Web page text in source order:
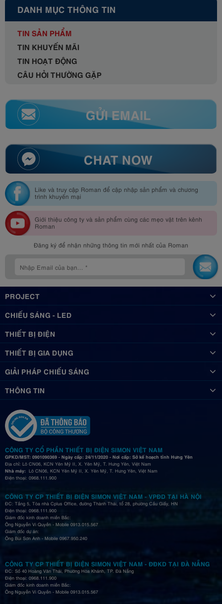
DANH MỤC THÔNG TIN
TIN SẢN PHẨM
TIN KHUYẾN MÃI
TIN HOẠT ĐỘNG
CÂU HỎI THƯỜNG GẶP
GỬI EMAIL
CHAT NOW
Like và truy cập Roman để cập nhập sản phẩm và chương
trình khuyến mại
Giới thiệu công ty và sản phẩm cùng các mẹo vặt trên kênh
Roman
Đăng ký để nhận những thông tin mới nhất của Roman
PROJECT
CHIẾU SÁNG - LED
THIẾT BỊ ĐIỆN
THIẾT BỊ GIA DỤNG
GIẢI PHÁP CHIẾU SÁNG
THÔNG TIN
CÔNG TY CỔ PHẦN THIẾT BỊ ĐIỆN SIMON VIỆT NAM
GPKD/MST: 0901090369 - Ngày cấp: 24/11/2020 - Nơi cấp: Sở kế hoạch tỉnh Hưng Yên
Địa chỉ: Lô CN06, KCN Yên Mỹ II, X. Yên Mỹ, T. Hưng Yên, Việt Nam
Nhà máy: Lô CN06, KCN Yên Mỹ II, X. Yên Mỹ, T. Hưng Yên, Việt Nam
Điện thoại: 0968.111.900
CÔNG TY CP THIẾT BỊ ĐIỆN SIMON VIỆT NAM - VPĐD TẠI HÀ NỘI
ĐC: Tầng 5, Tòa nhà Cplus Office, đường Thành Thái, tổ 28, phường Cầu Giấy, HN
Điện thoại: 0968.111.900
Giám đốc kinh doanh miền Bắc:
Ông Nguyễn Vi Quyền - Mobile 0913.015.567
Giám đốc dự án:
Ông Bùi Sơn Anh - Mobile 0967.950.240
CÔNG TY CP THIẾT BỊ ĐIỆN SIMON VIỆT NAM - ĐĐKD TẠI ĐÀ NẴNG
ĐC: Số 40 Hoàng Văn Thái, Phường Hòa Khánh, TP. Đà Nẵng
Điện thoại: 0968.111.900
Giám đốc kinh doanh miền Bắc:
Ông Nguyễn Vi Quyền - Mobile 0913.015.567